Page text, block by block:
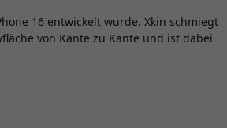
16 entwickelt wurde. Xkin schmiegt
von Kante zu Kante und ist dabei